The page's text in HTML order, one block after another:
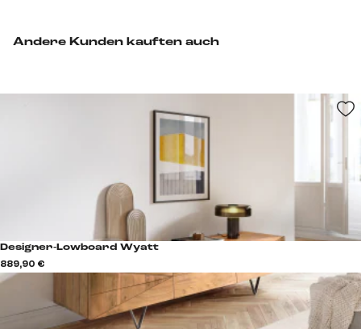
Andere Kunden kauften auch
Designer-Lowboard Wyatt
889,90 €